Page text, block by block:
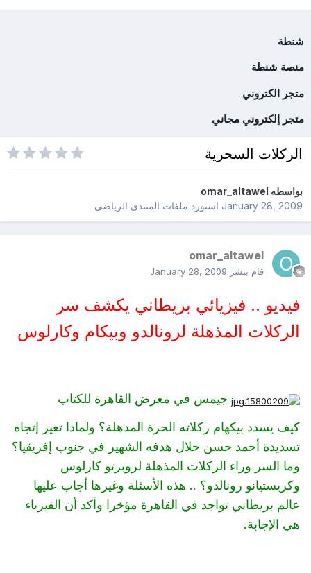
شنطة
منصة شنطة
متجر الكتروني
متجر إلكتروني مجاني
الركلات السحرية
بواسطهomar_altawel
January 28, 2009استورد ملفات المنتدى الرياضى
omar_altawel
قام بنشر January 28, 2009
فيديو .. فيزيائي بريطاني يكشف سر
الركلات المذهلة لرونالدو وبيكام وكارلوس
جيمس في معرض القاهرة للكتاب
كيف يسدد بيكهام ركلاته الحرة المذهلة؟ ولماذا تغير إتجاه
تسديدة أحمد حسن خلال هدفه الشهير في جنوب إفريقيا؟
وما السر وراء الركلات المذهلة لروبرتو كارلوس
وكريستيانو رونالدو؟ .. هذه الأسئلة وغيرها أجاب عليها
عالم بريطاني تواجد في القاهرة مؤخرا وأكد أن الفيزياء
هي الإجابة.